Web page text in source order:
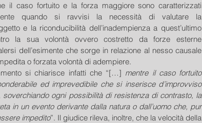
il caso fortuito e la forza maggiore sono caratterizzati
quando si ravvisi la necessità di valutare la
e la riconducibilità dell’inadempienza a quest’ultimo
la sua volontà ovvero costretto da forze esterne
dell’esimente che sorge in relazione al nesso causale
o forzata volontà di adempiere.
si chiarisce infatti che “[…] mentre il caso fortuito
ed imprevedibile che si inserisce d’improvviso
soverchiando ogni possibilità di resistenza di contrasto, la
in un evento derivante dalla natura o dall’uomo che, pur
impedito”. Il giudice rileva, inoltre, che la velocità della